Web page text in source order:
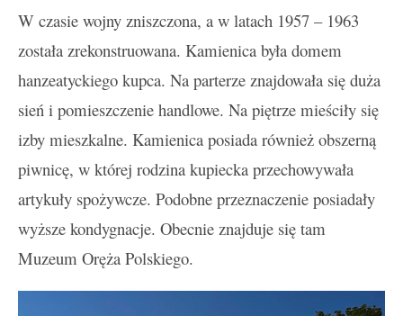
W czasie wojny zniszczona, a w latach 1957 – 1963
została zrekonstruowana. Kamienica była domem
hanzeatyckiego kupca. Na parterze znajdowała się duża
sień i pomieszczenie handlowe. Na piętrze mieściły się
izby mieszkalne. Kamienica posiada również obszerną
piwnicę, w której rodzina kupiecka przechowywała
artykuły spożywcze. Podobne przeznaczenie posiadały
wyższe kondygnacje. Obecnie znajduje się tam
Muzeum Oręża Polskiego.